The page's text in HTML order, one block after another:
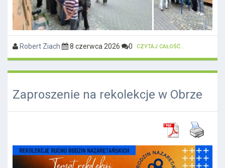
Robert Ziach 8 czerwca 2026 0 CZYTAJ CAŁOŚĆ...
Zaproszenie na rekolekcje w Obrze